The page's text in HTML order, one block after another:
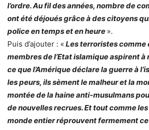
l’ordre. Au fil des années, nombre de
ont été déjoués grâce à des citoyens
police en temps et en heure ».
Puis d’ajouter : « Les terroristes comme
membres de l’Etat islamique aspirent à
ce que l’Amérique déclare la guerre à
les peurs, ils sèment le malheur et la
montée de la haine anti-musulmans
de nouvelles recrues. Et tout comme
monde entier réprouvent fermement